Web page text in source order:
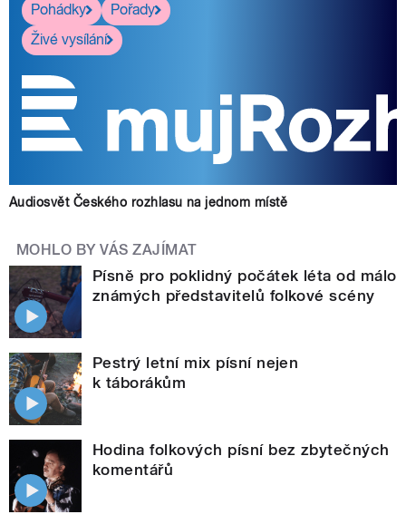
Pohádky
Pořady
Živé vysílání
Audiosvět Českého rozhlasu na jednom místě
MOHLO BY VÁS ZAJÍMAT
Písně pro poklidný počátek léta od málo
známých představitelů folkové scény
Pestrý letní mix písní nejen
k táborákům
Hodina folkových písní bez zbytečných
komentářů